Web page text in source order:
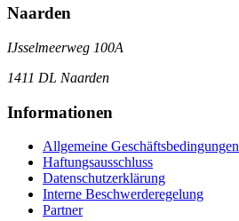
Naarden
IJsselmeerweg 100A
1411 DL Naarden
Informationen
Allgemeine Geschäftsbedingungen
Haftungsausschluss
Datenschutzerklärung
Interne Beschwerderegelung
Partner